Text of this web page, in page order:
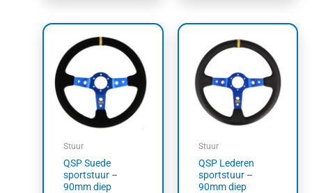
Stuur
QSP Suede
sportstuur –
90mm diep
Stuur
QSP Lederen
sportstuur –
90mm diep